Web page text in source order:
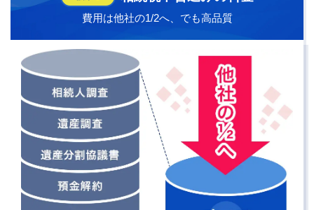
費用は他社の1/2へ、でも高品質